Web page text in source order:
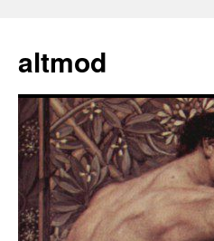
springen
altmod